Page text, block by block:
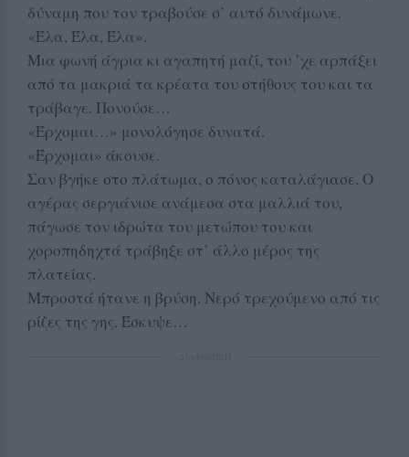
δύναμη που τον τραβούσε σ’ αυτό δυνάμωνε.
«Έλα, Έλα, Έλα».
Μια φωνή άγρια κι αγαπητή μαζί, του ’χε αρπάξει
από τα μακριά τα κρέατα του στήθους του και τα
τράβαγε. Πονούσε…
«Έρχομαι…» μονολόγησε δυνατά.
«Έρχομαι» άκουσε.
Σαν βγήκε στο πλάτωμα, ο πόνος καταλάγιασε. Ο
αγέρας σεργιάνισε ανάμεσα στα μαλλιά του,
πάγωσε τον ιδρώτα του μετώπου του και
χοροπηδηχτά τράβηξε στ’ άλλο μέρος της
πλατείας.
Μπροστά ήτανε η βρύση. Νερό τρεχούμενο από τις
ρίζες της γης. Έσκυψε…